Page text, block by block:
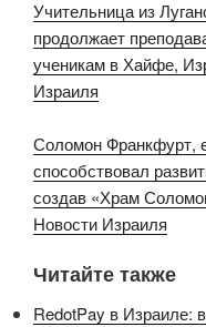
Учительница из
продолжает
ученикам в Хайфе,
Израиля
Соломон Франкфурт,
способствовал
создав «Храм
Новости Израиля
Читайте также
RedotPay в Израиле: